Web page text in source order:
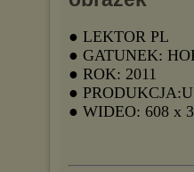
● LEKTOR PL
● GATUNEK:
● ROK: 2011
●
● WIDEO: 608 x